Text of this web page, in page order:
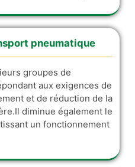
pneumatique
groupes de
aux exigences de
et de réduction de la
diminue également le
un fonctionnement